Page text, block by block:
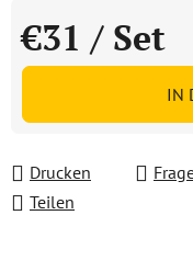
€31 / Set
Verkaufspreis:
IN
Drucken
Teilen